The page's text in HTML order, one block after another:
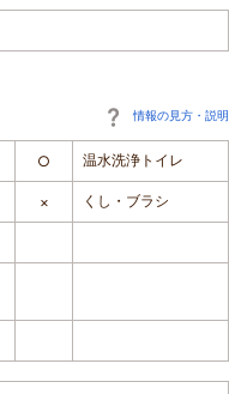
情報の見方・説明
○ 温水洗浄トイレ
× くし・ブラシ